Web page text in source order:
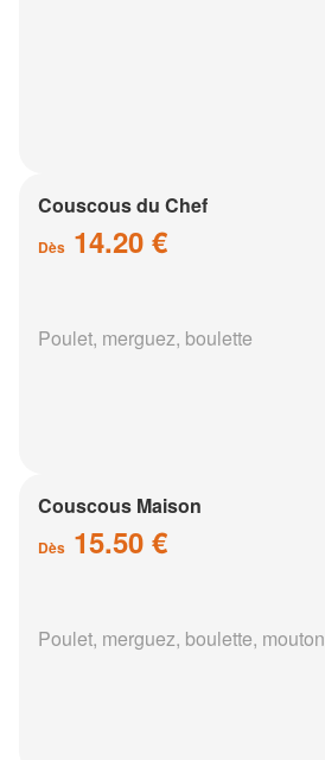
Couscous du Chef
Dès 14.20 €
Poulet, merguez, boulette
Couscous Maison
Dès 15.50 €
Poulet, merguez, boulette, mouton